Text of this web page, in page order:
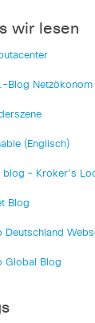
wir lesen
Blog Netzökonom
(Englisch)
– Kroker's
Blog
Deutschland
Global Blog